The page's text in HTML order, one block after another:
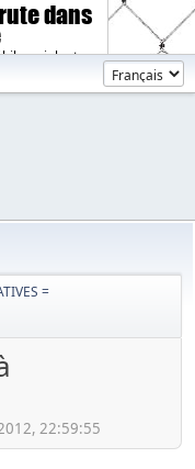
dans
violents.
=
22:59:55